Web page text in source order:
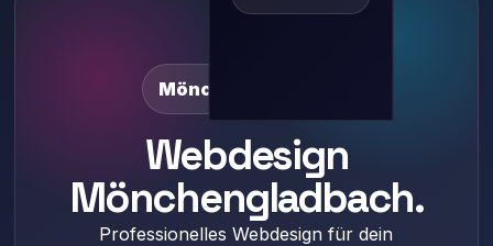
Mönchengladbach
Webdesign
Mönchengladbach.
Professionelles Webdesign für dein